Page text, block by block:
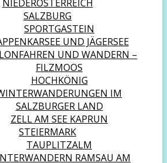
NIEDERÖSTERREICH
SALZBURG
SPORTGASTEIN
UND JÄGERSEE
UND WANDERN –
FILZMOOS
HOCHKÖNIG
IM
SALZBURGER LAND
ZELL AM SEE KAPRUN
STEIERMARK
TAUPLITZALM
RAMSAU AM